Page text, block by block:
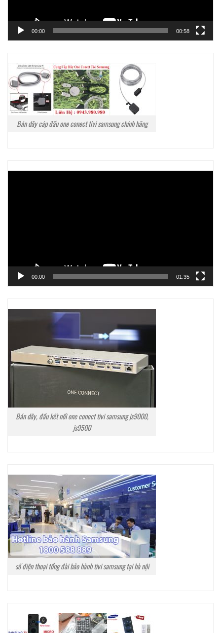
00:00 00:58
Bán dây cáp đầu one conect tivi samsung chính hãng
00:00 01:35
Bán dây, đầu kết nối one conect tivi samsung js9000,
js9500
số điện thoại tổng đài bảo hành tivi samsung tại hà nội